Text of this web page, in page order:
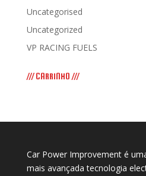
Uncategorised
Uncategorized
VP RACING FUELS
/// CARRINHO ///
Car Power Improvement é
mais avançada tecnologia